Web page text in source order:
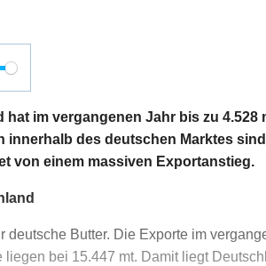
hat im vergangenen Jahr bis zu 4.528
innerhalb des deutschen Marktes
von einem massiven Exportanstieg.
Butter. Die Exporte im
bei 15.447 mt. Damit liegt